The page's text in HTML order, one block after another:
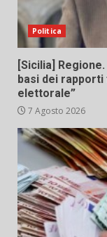
Politica
[Sicilia]
basi dei
elettorale”
7 Agosto 2026